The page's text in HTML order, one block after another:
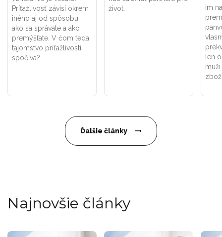
Príťažlivosť závisí okrem
iného aj od spôsobu,
ako sa správate a ako
premýšľate. V čom teda
tajomstvo príťažlivosti
spočíva?
život.
im
len
muži
Ďalšie články
Najnovšie články